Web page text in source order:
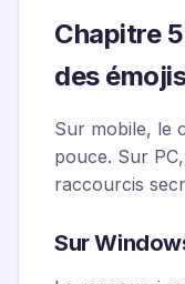
Chapitre
des
Sur mobile, le
pouce. Sur
raccourcis
Sur